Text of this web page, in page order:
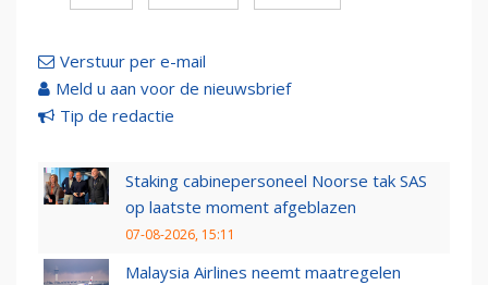
Verstuur per e-mail
Meld u aan voor de nieuwsbrief
Tip de redactie
Staking cabinepersoneel Noorse tak SAS
op laatste moment afgeblazen
07-08-2026, 15:11
Malaysia Airlines neemt maatregelen